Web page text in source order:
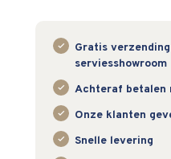
Gratis
serviesshowroom
Achteraf betalen
Onze klanten
Snelle levering